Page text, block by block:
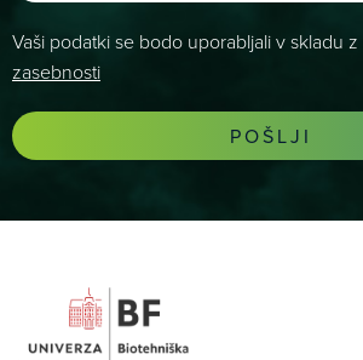
Vaši podatki se bodo uporabljali v skladu
zasebnosti
POŠLJI